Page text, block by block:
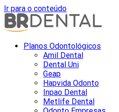
Ir para o conteúdo
Planos Odontológicos
Amil Dental
Dental Uni
Geap
Hapvida Odonto
Inpao Dental
Metlife Dental